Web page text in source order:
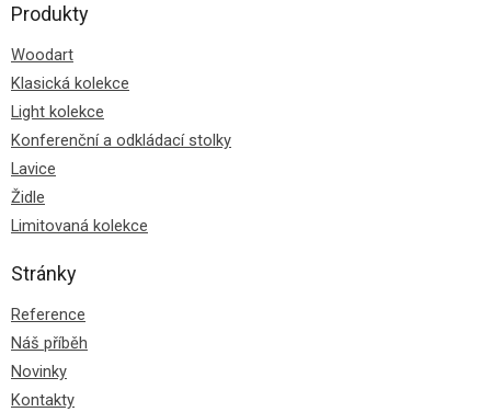
Produkty
Woodart
Klasická kolekce
Light kolekce
Konferenční a odkládací stolky
Lavice
Židle
Limitovaná kolekce
Stránky
Reference
Náš příběh
Novinky
Kontakty